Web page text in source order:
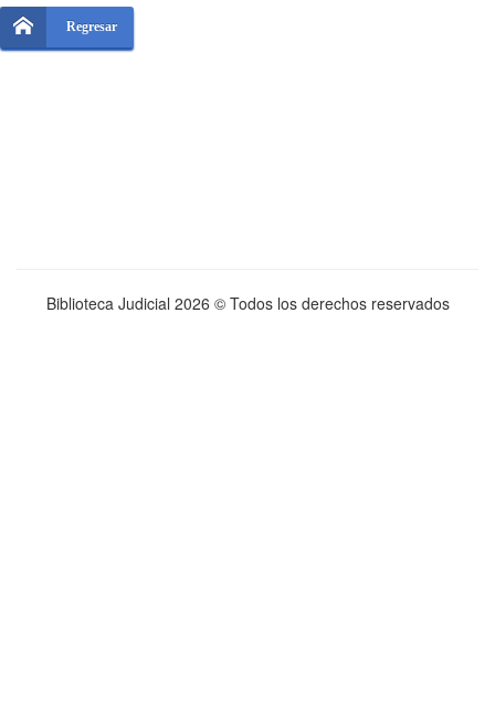
Regresar
Biblioteca Judicial 2026 © Todos los derechos reservados